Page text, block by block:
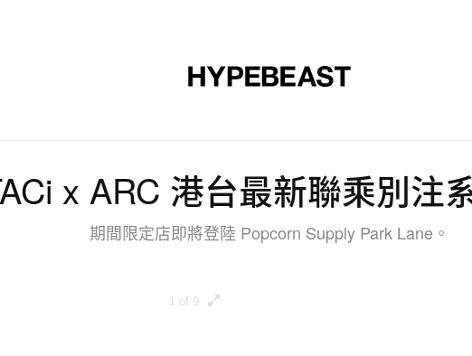
x ARC 港台最新聯乘別注
期間限定店即將登陸 Popcorn Supply Park Lane。
1 of 9